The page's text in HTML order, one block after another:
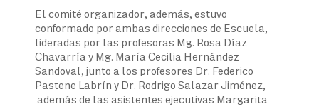
El comité organizador, además, estuvo
conformado por ambas direcciones de Escuela,
lideradas por las profesoras Mg. Rosa Díaz
Chavarría y Mg. María Cecilia Hernández
Sandoval, junto a los profesores Dr. Federico
Pastene Labrín y Dr. Rodrigo Salazar Jiménez,
además de las asistentes ejecutivas Margarita